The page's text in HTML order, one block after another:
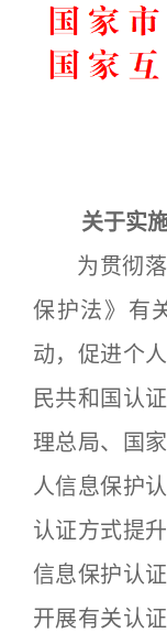
关于实
为贯彻落
保护法》有
动，促进个
民共和国认
理总局、国
人信息保护
认证方式提
信息保护认
开展有关认